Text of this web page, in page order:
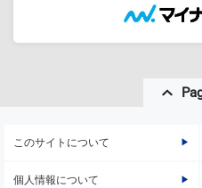
このサイトについて
個人情報について